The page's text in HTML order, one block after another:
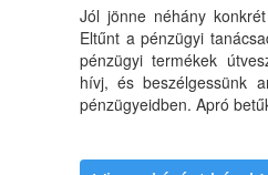
Jól jönne néhány
Eltűnt a pénzügyi
pénzügyi termékek
hívj, és beszélgessünk
pénzügyeidben. Apró